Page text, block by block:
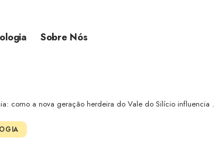
Sobre Nós
a nova geração herdeira do Vale do Silício influencia o futuro